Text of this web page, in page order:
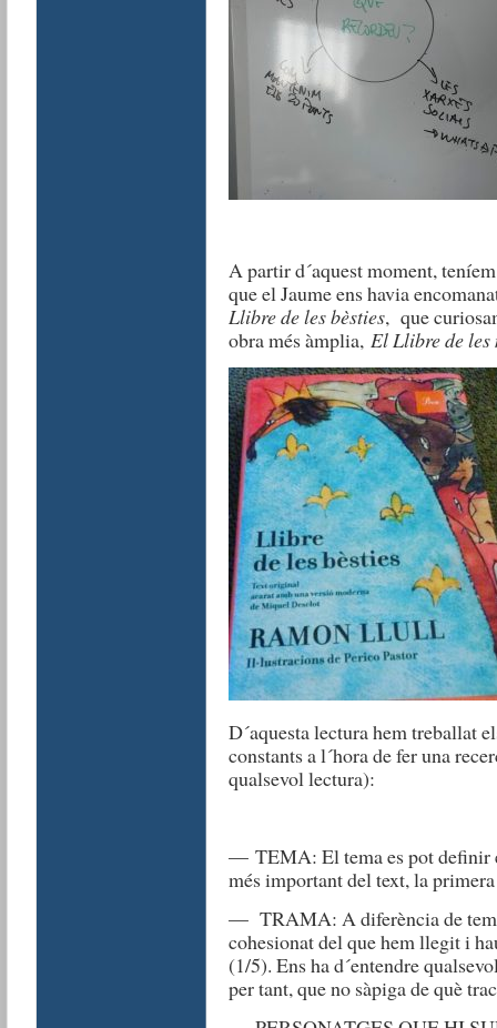
A partir d´aquest moment,
que el Jaume ens havia
Llibre de les bèsties, que
obra més àmplia, El Llibre de les
D´aquesta lectura hem treballat
constants a l´hora de fer una
qualsevol lectura):
— TEMA: El tema es pot definir
més important del text, la
— TRAMA: A diferència de
cohesionat del que hem llegit i
(1/5). Ens ha d´entendre
per tant, que no sàpiga de què